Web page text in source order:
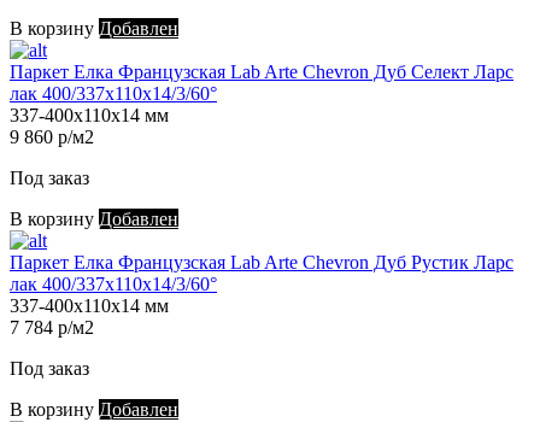
В корзину Добавлен
Паркет Елка Французская Lab Arte Chevron Дуб Селект Ларс
лак 400/337х110х14/3/60°
337-400х110х14 мм
9 860 р/м2
Под заказ
В корзину Добавлен
Паркет Елка Французская Lab Arte Chevron Дуб Рустик Ларс
лак 400/337х110х14/3/60°
337-400х110х14 мм
7 784 р/м2
Под заказ
В корзину Добавлен